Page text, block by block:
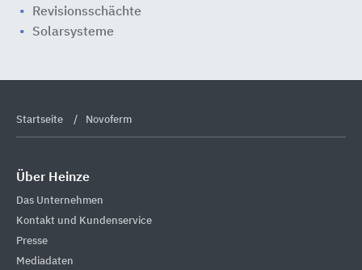
Revisionsschächte
Solarsysteme
Startseite Novoferm
Über Heinze
Das Unternehmen
Kontakt und Kundenservice
Presse
Mediadaten